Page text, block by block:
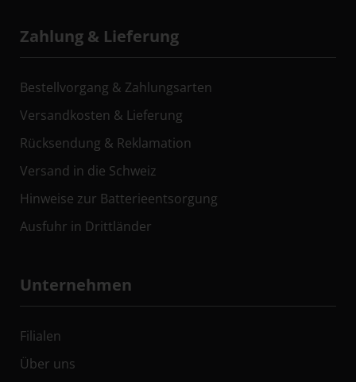
Zahlung & Lieferung
Bestellvorgang & Zahlungsarten
Versandkosten & Lieferung
Rücksendung & Reklamation
Versand in die Schweiz
Hinweise zur Batterieentsorgung
Ausfuhr in Drittländer
Unternehmen
Filialen
Über uns